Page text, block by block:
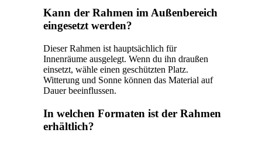
Kann der Rahmen im Außenbereich
eingesetzt werden?
Dieser Rahmen ist hauptsächlich für
Innenräume ausgelegt. Wenn du ihn draußen
einsetzt, wähle einen geschützten Platz.
Witterung und Sonne können das Material auf
Dauer beeinflussen.
In welchen Formaten ist der Rahmen
erhältlich?